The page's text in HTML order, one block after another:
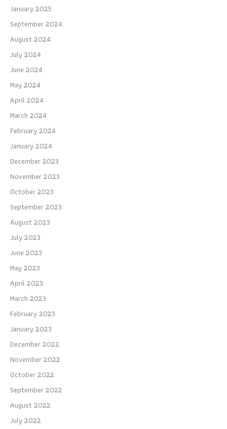
January 2025
September 2024
August 2024
July 2024
June 2024
May 2024
April 2024
March 2024
February 2024
January 2024
December 2023
November 2023
October 2023
September 2023
August 2023
July 2023
June 2023
May 2023
April 2023
March 2023
February 2023
January 2023
December 2022
November 2022
October 2022
September 2022
August 2022
July 2022